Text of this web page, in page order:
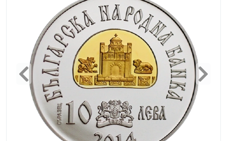
Previous Next